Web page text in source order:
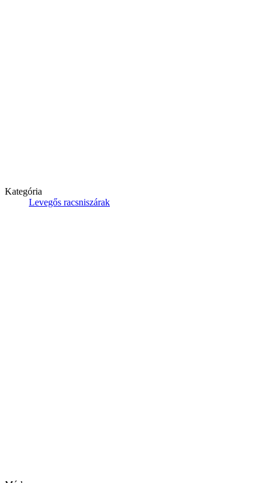
Kategória
Levegős racsniszárak